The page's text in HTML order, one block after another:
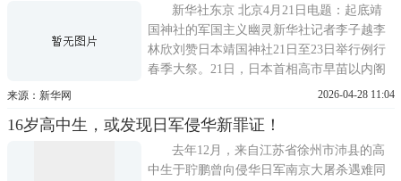
伟大征程专栏，循着党的奋斗足迹，系统展
示中国共产党为国家、
新华社东京 北京4月21日电题：起底靖
国神社的军国主义幽灵新华社记者李子越李
林欣刘赞日本靖国神社21日至23日举行例行
春季大祭。21日，日本首相高市早苗以内阁
总理大臣名义，向供奉二战甲级战犯的靖国
烈谴责和不满。回望历史，靖国神社是日本
对外战争的动员工具，是军国主义的精神载
体和为军
来源：新华网 2026-04-28 11:04
16岁高中生，或发现日军侵华新罪证！
去年12月，来自江苏省徐州市沛县的高
中生于聍鹏曾向侵华日军南京大屠杀遇难同